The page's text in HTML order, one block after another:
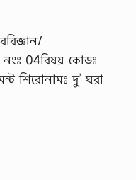
নংঃ 04বিষয় কোডঃ
শিরোনামঃ দু’ ঘরা